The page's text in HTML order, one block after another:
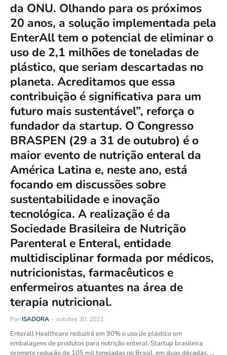
da ONU. Olhando para os próximos
20 anos, a solução implementada pela
EnterAll tem o potencial de eliminar o
uso de 2,1 milhões de toneladas de
plástico, que seriam descartadas no
planeta. Acreditamos que essa
contribuição é significativa para um
futuro mais sustentável”, reforça o
fundador da startup. O Congresso
BRASPEN (29 a 31 de outubro) é o
maior evento de nutrição enteral da
América Latina e, neste ano, está
focando em discussões sobre
sustentabilidade e inovação
tecnológica. A realização é da
Sociedade Brasileira de Nutrição
Parenteral e Enteral, entidade
multidisciplinar formada por médicos,
nutricionistas, farmacêuticos e
enfermeiros atuantes na área de
terapia nutricional.
Por ISADORA - outubro 30, 2023
Enterall Healthcare reduzirá em 90% o uso de plástico em
embalagens de produtos para nutrição enteral. Startup brasileira
promete redução de 105 mil toneladas no Brasil, em duas décadas. …